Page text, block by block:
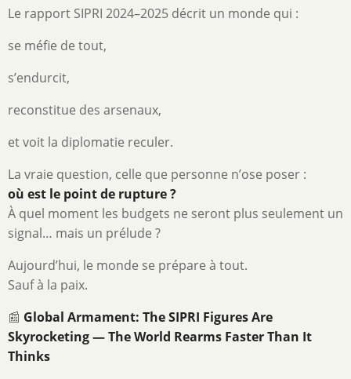
Le rapport SIPRI 2024–2025 décrit un monde qui :
se méfie de tout,
s’endurcit,
reconstitue des arsenaux,
et voit la diplomatie reculer.
La vraie question, celle que personne n’ose poser :
où est le point de rupture ?
À quel moment les budgets ne seront plus seulement un
signal… mais un prélude ?
Aujourd’hui, le monde se prépare à tout.
Sauf à la paix.
📰 Global Armament: The SIPRI Figures Are
Skyrocketing — The World Rearms Faster Than It
Thinks